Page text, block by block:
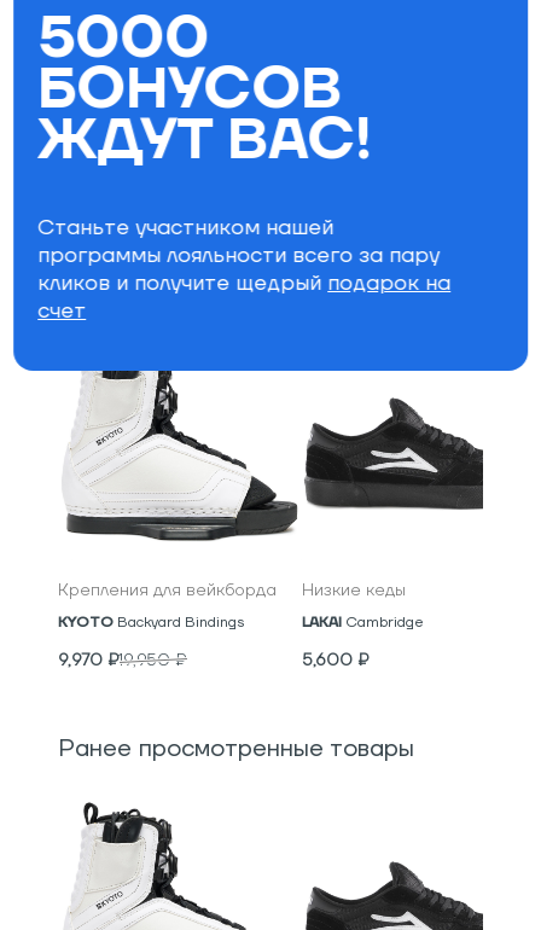
ремешке с кнопками
Сетчатые панели
Принт на передней панели
Состав: 100% полиэстер.
Параметры фильтра
Бренд
Специально для вас
Крепления для вейкборда
KYOTO Backyard Bindings
9,970 ₽19,950₽
Низкие кеды
LAKAI Cambridge
5,600 ₽
Ранее просмотренные товары
5000
БОНУСОВ
ЖДУТ ВАС!
Станьте участником нашей
программы лояльности всего за пару
кликов и получите щедрый подарок на
счет